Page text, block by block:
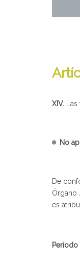
XIV.
No
De
Órgano
es